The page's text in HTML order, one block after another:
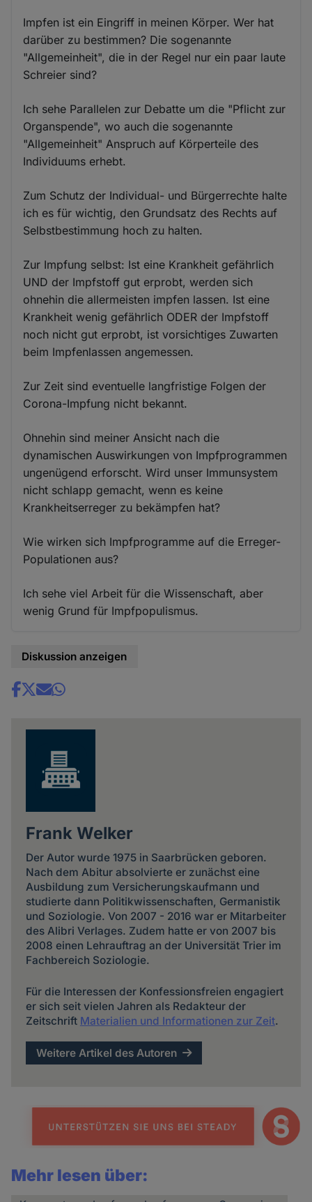
Impfen ist ein Eingriff in meinen Körper. Wer hat
darüber zu bestimmen? Die sogenannte
"Allgemeinheit", die in der Regel nur ein paar laute
Schreier sind?
Ich sehe Parallelen zur Debatte um die "Pflicht zur
Organspende", wo auch die sogenannte
"Allgemeinheit" Anspruch auf Körperteile des
Individuums erhebt.
Zum Schutz der Individual- und Bürgerrechte halte
ich es für wichtig, den Grundsatz des Rechts auf
Selbstbestimmung hoch zu halten.
Zur Impfung selbst: Ist eine Krankheit gefährlich
UND der Impfstoff gut erprobt, werden sich
ohnehin die allermeisten impfen lassen. Ist eine
Krankheit wenig gefährlich ODER der Impfstoff
noch nicht gut erprobt, ist vorsichtiges Zuwarten
beim Impfenlassen angemessen.
Zur Zeit sind eventuelle langfristige Folgen der
Corona-Impfung nicht bekannt.
Ohnehin sind meiner Ansicht nach die
dynamischen Auswirkungen von Impfprogrammen
ungenügend erforscht. Wird unser Immunsystem
nicht schlapp gemacht, wenn es keine
Krankheitserreger zu bekämpfen hat?
Wie wirken sich Impfprogramme auf die Erreger-
Populationen aus?
Ich sehe viel Arbeit für die Wissenschaft, aber
wenig Grund für Impfpopulismus.
Diskussion anzeigen
Share
Frank Welker
Der Autor wurde 1975 in Saarbrücken geboren.
Nach dem Abitur absolvierte er zunächst eine
Ausbildung zum Versicherungskaufmann und
studierte dann Politikwissenschaften, Germanistik
und Soziologie. Von 2007 - 2016 war er Mitarbeiter
des Alibri Verlages. Zudem hatte er von 2007 bis
2008 einen Lehrauftrag an der Universität Trier im
Fachbereich Soziologie.
Für die Interessen der Konfessionsfreien engagiert
er sich seit vielen Jahren als Redakteur der
Zeitschrift Materialien und Informationen zur Zeit.
Weitere Artikel des Autoren
Mehr lesen über: